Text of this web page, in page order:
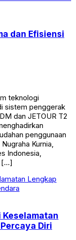
dan Efisiensi
teknologi
sistem penggerak
dan JETOUR T2
penggunaan
Kurnia,
Indonesia,
[…]
Keselamatan
Diri